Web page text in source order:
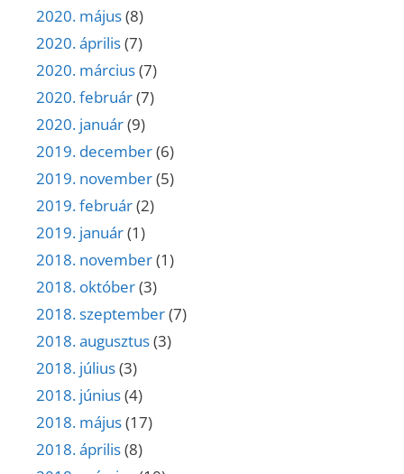
2020. május(8)
2020. április(7)
2020. március(7)
2020. február(7)
2020. január(9)
2019. december(6)
2019. november(5)
2019. február(2)
2019. január(1)
2018. november(1)
2018. október(3)
2018. szeptember(7)
2018. augusztus(3)
2018. július(3)
2018. június(4)
2018. május(17)
2018. április(8)